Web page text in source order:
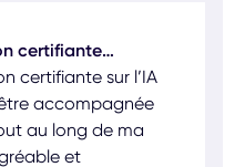
certifiante…
certifiante sur l’IA
accompagnée
au long de ma
et